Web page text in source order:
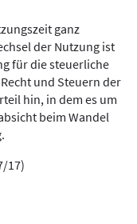
ganz
der Nutzung ist
für die steuerliche
und Steuern der
hin, in dem es um
beim Wandel
17)